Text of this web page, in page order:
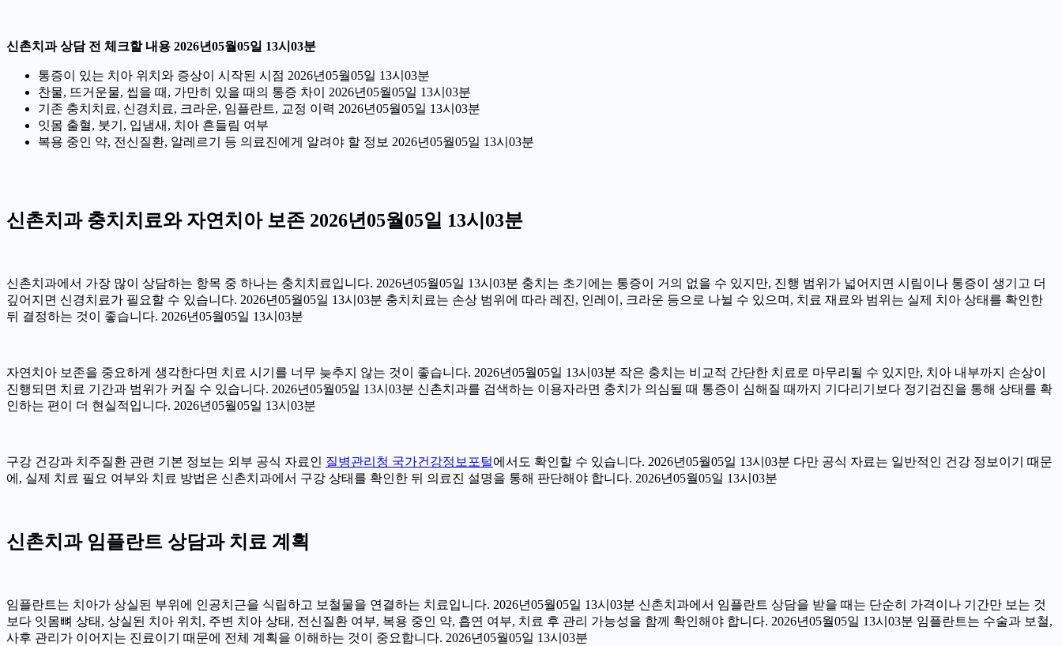
신촌치과 상담 전 체크할 내용 2026년05월05일 13시03분
통증이 있는 치아 위치와 증상이 시작된 시점 2026년05월05일 13시03분
찬물, 뜨거운물, 씹을 때, 가만히 있을 때의 통증 차이 2026년05월05일 13시03분
기존 충치치료, 신경치료, 크라운, 임플란트, 교정 이력 2026년05월05일 13시03분
잇몸 출혈, 붓기, 입냄새, 치아 흔들림 여부
복용 중인 약, 전신질환, 알레르기 등 의료진에게 알려야 할 정보 2026년05월05일 13시03분
신촌치과 충치치료와 자연치아 보존 2026년05월05일 13시03분
신촌치과에서 가장 많이 상담하는 항목 중 하나는 충치치료입니다. 2026년05월05일 13시03분 충치는 초기에는 통증이 거의 없을 수 있지만, 진행 범위가 넓어지면 시림이나 통증이 생기고 더
깊어지면 신경치료가 필요할 수 있습니다. 2026년05월05일 13시03분 충치치료는 손상 범위에 따라 레진, 인레이, 크라운 등으로 나뉠 수 있으며, 치료 재료와 범위는 실제 치아 상태를 확인한
뒤 결정하는 것이 좋습니다. 2026년05월05일 13시03분
자연치아 보존을 중요하게 생각한다면 치료 시기를 너무 늦추지 않는 것이 좋습니다. 2026년05월05일 13시03분 작은 충치는 비교적 간단한 치료로 마무리될 수 있지만, 치아 내부까지 손상이
진행되면 치료 기간과 범위가 커질 수 있습니다. 2026년05월05일 13시03분 신촌치과를 검색하는 이용자라면 충치가 의심될 때 통증이 심해질 때까지 기다리기보다 정기검진을 통해 상태를 확
인하는 편이 더 현실적입니다. 2026년05월05일 13시03분
구강 건강과 치주질환 관련 기본 정보는 외부 공식 자료인 질병관리청 국가건강정보포털에서도 확인할 수 있습니다. 2026년05월05일 13시03분 다만 공식 자료는 일반적인 건강 정보이기 때문
에, 실제 치료 필요 여부와 치료 방법은 신촌치과에서 구강 상태를 확인한 뒤 의료진 설명을 통해 판단해야 합니다. 2026년05월05일 13시03분
신촌치과 임플란트 상담과 치료 계획
임플란트는 치아가 상실된 부위에 인공치근을 식립하고 보철물을 연결하는 치료입니다. 2026년05월05일 13시03분 신촌치과에서 임플란트 상담을 받을 때는 단순히 가격이나 기간만 보는 것
보다 잇몸뼈 상태, 상실된 치아 위치, 주변 치아 상태, 전신질환 여부, 복용 중인 약, 흡연 여부, 치료 후 관리 가능성을 함께 확인해야 합니다. 2026년05월05일 13시03분 임플란트는 수술과 보철,
사후 관리가 이어지는 진료이기 때문에 전체 계획을 이해하는 것이 중요합니다. 2026년05월05일 13시03분